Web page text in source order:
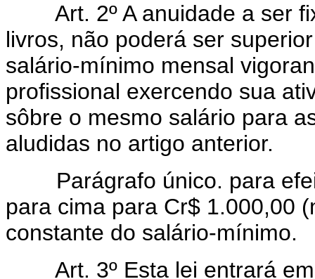
Art. 2º A anuidade a ser
livros, não poderá ser
salário-mínimo mensal
profissional exercendo sua
sôbre o mesmo salário para
aludidas no artigo anterior.
Parágrafo único. para
para cima para Cr$ 1.000,00
constante do salário-mínimo.
Art. 3º Esta lei entrará